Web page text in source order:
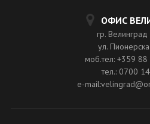
ОФИС
гр. Велинград
ул.
моб.тел: +359
тел.: 0700
e-